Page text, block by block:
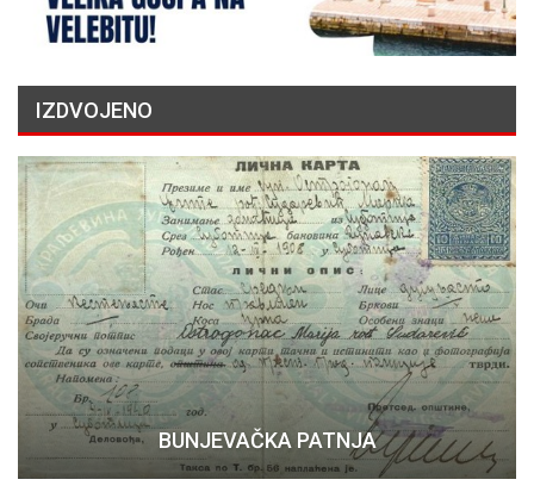
IZDVOJENO
BUNJEVAČKA PATNJA